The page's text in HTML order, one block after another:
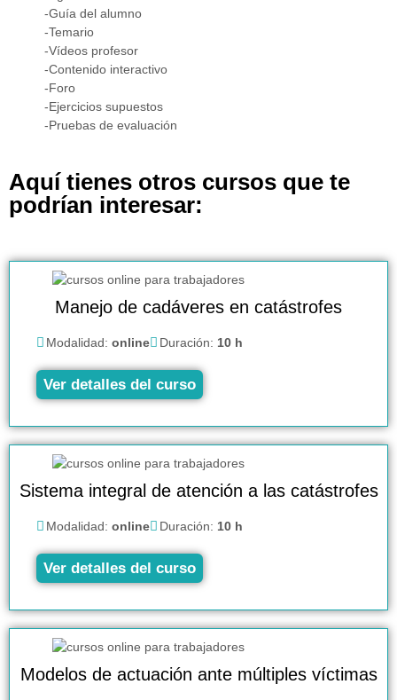
-Guía del alumno
-Temario
-Vídeos profesor
-Contenido interactivo
-Foro
-Ejercicios supuestos
-Pruebas de evaluación
Aquí tienes otros cursos que te
podrían interesar:
Manejo de cadáveres en catástrofes
Modalidad: online Duración: 10 h
Ver detalles del curso
Sistema integral de atención a las catástrofes
Modalidad: online Duración: 10 h
Ver detalles del curso
Modelos de actuación ante múltiples víctimas